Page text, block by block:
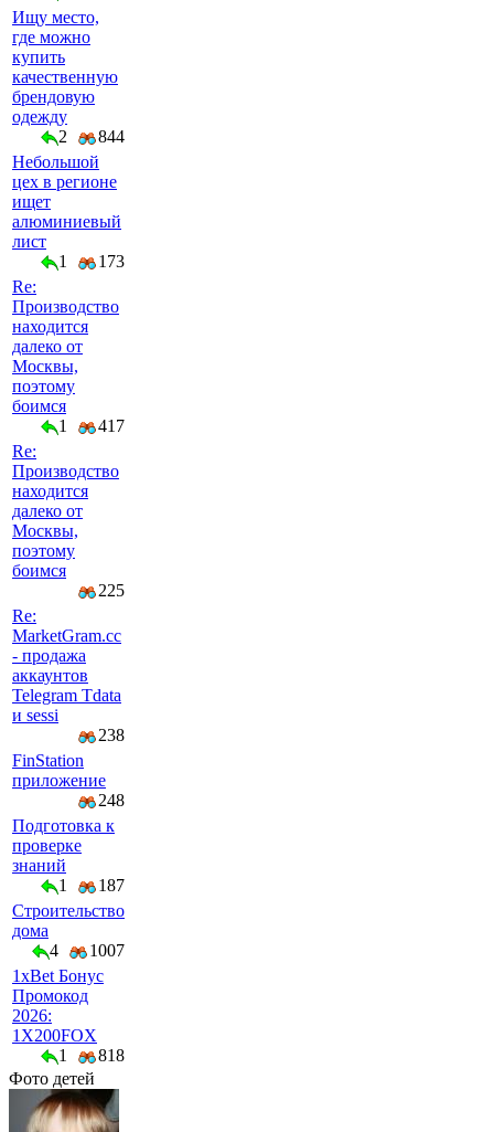
Ищу место,
где можно
купить
качественную
брендовую
одежду
2
844
Небольшой
цех в регионе
ищет
алюминиевый
лист
1
173
Re:
Производство
находится
далеко от
Москвы,
поэтому
боимся
1
417
Re:
Производство
находится
далеко от
Москвы,
поэтому
боимся
225
Re:
MarketGram.cc
- продажа
аккаунтов
Telegram Tdata
и sessi
238
FinStation
приложение
248
Подготовка к
проверке
знаний
1
187
Строительство
дома
4
1007
1xBet Бонус
Промокод
2026:
1X200FOX
1
818
Фото детей